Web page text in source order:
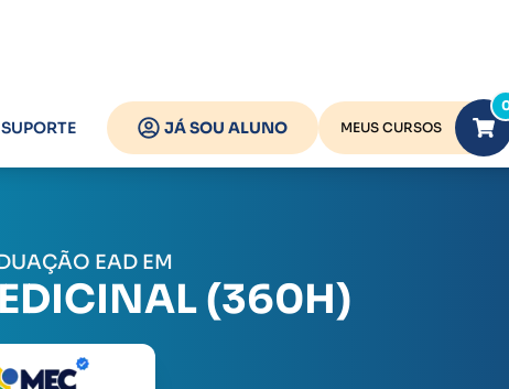
SUPORTE JÁ SOU ALUNO MEUS CURSOS
EAD EM
(360H)